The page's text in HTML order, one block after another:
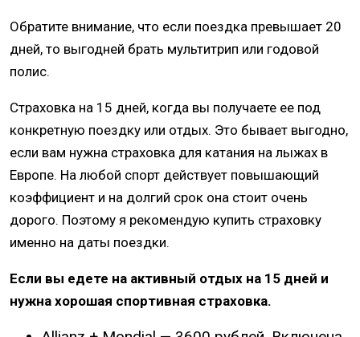
Обратите внимание, что если поездка превышает 20
дней, то выгодней брать мультитрип или годовой
полис.
Страховка на 15 дней, когда вы получаете ее под
конкретную поездку или отдых. Это бывает выгодно,
если вам нужна страховка для катания на лыжах в
Европе. На любой спорт действует повышающий
коэффициент и на долгий срок она стоит очень
дорого. Поэтому я рекомендую купить страховку
именно на даты поездки.
Если вы едете на активный отдых на 15 дней и
нужна хорошая спортивная страховка.